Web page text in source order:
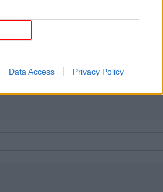
Data Access Privacy Policy